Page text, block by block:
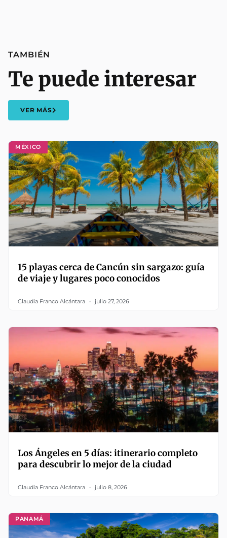
MÉXICO
15 playas cerca de Cancún sin sargazo: guía
de viaje y lugares poco conocidos
Claudia Franco Alcántara julio 27, 2026
Los Ángeles en 5 días: itinerario completo
para descubrir lo mejor de la ciudad
Claudia Franco Alcántara julio 8, 2026
PANAMÁ
TAMBIÉN
Te puede interesar
VER MÁS